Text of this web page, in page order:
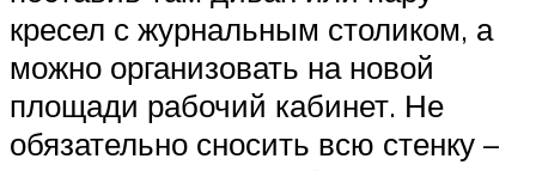
кресел с журнальным столиком, а
можно организовать на новой
площади рабочий кабинет. Не
обязательно сносить всю стенку –